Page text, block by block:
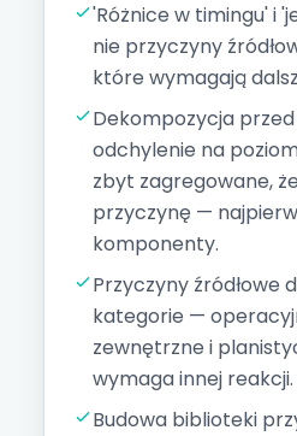
'Różnice w timingu' i
nie przyczyny
które wymagają
Dekompozycja przed
odchylenie na
zbyt zagregowane,
przyczynę —
komponenty.
Przyczyny źródłowe
kategorie —
zewnętrzne i
wymaga innej reakcji.
Budowa biblioteki